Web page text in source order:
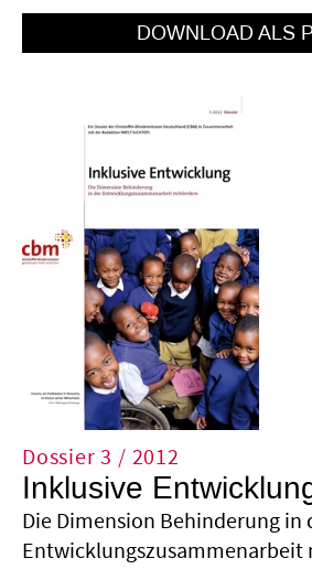
KAUFEN-OEKOLOGISCH-
Dossier 3 / 2012
Inklusive
Die Dimension Behinderung in
Entwicklungszusammenarbeit